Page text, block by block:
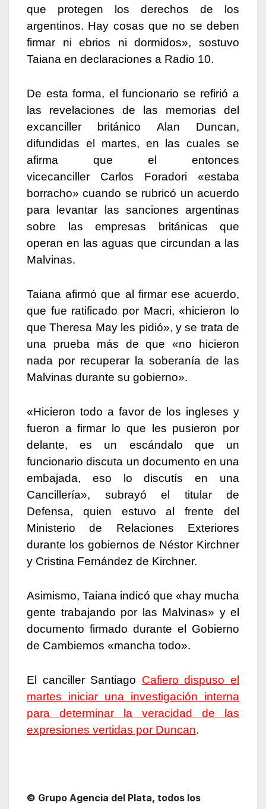
que protegen los derechos de los
argentinos. Hay cosas que no se deben
firmar ni ebrios ni dormidos», sostuvo
Taiana en declaraciones a Radio 10.
De esta forma, el funcionario se refirió a
las revelaciones de las memorias del
excanciller británico Alan Duncan,
difundidas el martes, en las cuales se
afirma que el entonces
vicecanciller Carlos Foradori «estaba
borracho» cuando se rubricó un acuerdo
para levantar las sanciones argentinas
sobre las empresas británicas que
operan en las aguas que circundan a las
Malvinas.
Taiana afirmó que al firmar ese acuerdo,
que fue ratificado por Macri, «hicieron lo
que Theresa May les pidió», y se trata de
una prueba más de que «no hicieron
nada por recuperar la soberanía de las
Malvinas durante su gobierno».
«Hicieron todo a favor de los ingleses y
fueron a firmar lo que les pusieron por
delante, es un escándalo que un
funcionario discuta un documento en una
embajada, eso lo discutís en una
Cancillería», subrayó el titular de
Defensa, quien estuvo al frente del
Ministerio de Relaciones Exteriores
durante los gobiernos de Néstor Kirchner
y Cristina Fernández de Kirchner.
Asimismo, Taiana indicó que «hay mucha
gente trabajando por las Malvinas» y el
documento firmado durante el Gobierno
de Cambiemos «mancha todo».
El canciller Santiago Cafiero dispuso el
martes iniciar una investigación interna
para determinar la veracidad de las
expresiones vertidas por Duncan.
© Grupo Agencia del Plata, todos los